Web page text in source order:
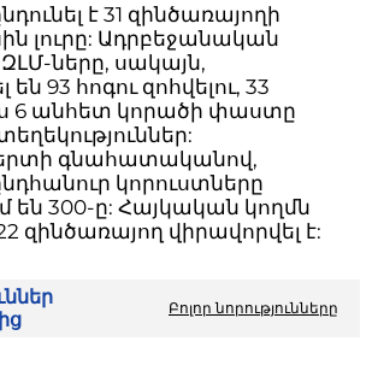
է 31 զինծառայողի
լուրը: Ադրբեջանական
ները, սակայն,
93 հոգու զոհվելու, 33
6 անհետ կորածի փաստը
գնահատականով,
կորուստները
են 300-ը: Հայկական կողմն
զինծառայող վիրավորվել է:
Բոլոր նորությունները